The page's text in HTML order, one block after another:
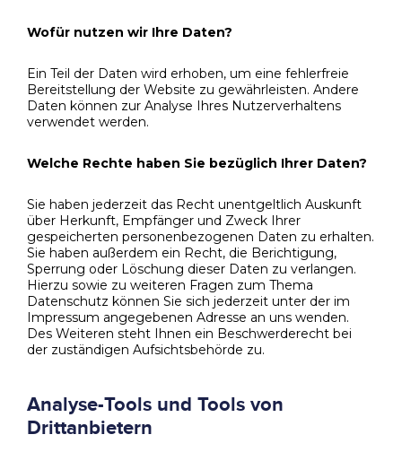
Wofür nutzen wir Ihre Daten?
Ein Teil der Daten wird erhoben, um eine fehlerfreie
Bereitstellung der Website zu gewährleisten. Andere
Daten können zur Analyse Ihres Nutzerverhaltens
verwendet werden.
Welche Rechte haben Sie bezüglich Ihrer Daten?
Sie haben jederzeit das Recht unentgeltlich Auskunft
über Herkunft, Empfänger und Zweck Ihrer
gespeicherten personenbezogenen Daten zu erhalten.
Sie haben außerdem ein Recht, die Berichtigung,
Sperrung oder Löschung dieser Daten zu verlangen.
Hierzu sowie zu weiteren Fragen zum Thema
Datenschutz können Sie sich jederzeit unter der im
Impressum angegebenen Adresse an uns wenden.
Des Weiteren steht Ihnen ein Beschwerderecht bei
der zuständigen Aufsichtsbehörde zu.
Analyse-Tools und Tools von
Drittanbietern